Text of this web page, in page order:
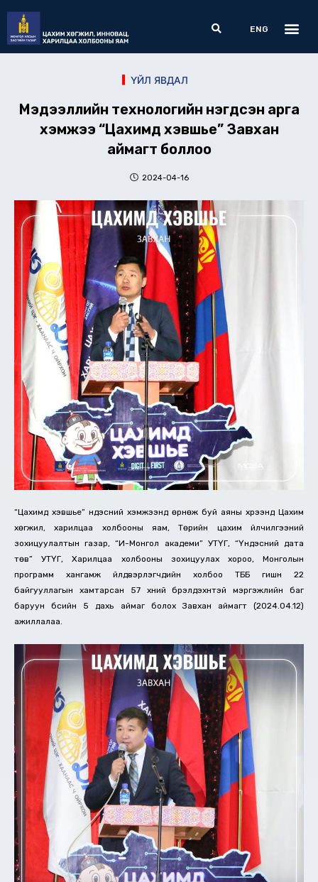
content
Search
ENG
ҮЙЛ ЯВДАЛ
Мэдээллийн технологийн нэгдсэн арга
хэмжээ “Цахимд хэвшье” Завхан
аймагт боллоо
2024-04-16
“Цахимд хэвшье” үндэсний хэмжээнд өрнөж буй аяны хүрээнд Цахим
хөгжил, харилцаа холбооны яам, Төрийн цахим үйлчилгээний
зохицуулалтын газар, “И-Монгол академи” УТҮГ, “Үндэсний дата
төв” УТҮГ, Харилцаа холбооны зохицуулах хороо, Монголын
программ хангамж үйлдвэрлэгчдийн холбоо ТББ гишүүн 22
байгууллагын хамтарсан 57 хүний бүрэлдэхүүнтэй мэргэжлийн баг
баруун бүсийн 5 дахь аймаг болох Завхан аймагт (2024.04.12)
ажиллалаа.